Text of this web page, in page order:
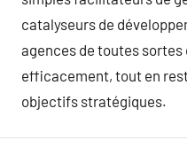
catalyseurs de
agences de toutes sortes
efficacement, tout en
objectifs stratégiques.